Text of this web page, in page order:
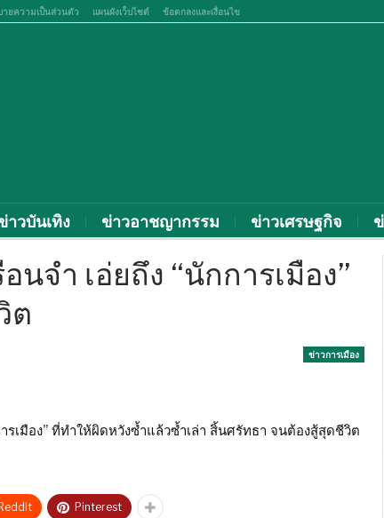
ายความเป็นส่วนตัว แผนผังเว็บไซต์ ข้อตกลงและเงื่อนไข
าวบันเทิง ข่าวอาชญากรรม ข่าวเศรษฐกิจ
นจำ เอ่ยถึง “นักการเมือง”
ต
ข่าวการเมือง
รเมือง” ที่ทำให้ผิดหวังซ้ำแล้วซ้ำเล่า สิ้นศรัทธา จนต้องสู้สุดชีวิต
Pinterest